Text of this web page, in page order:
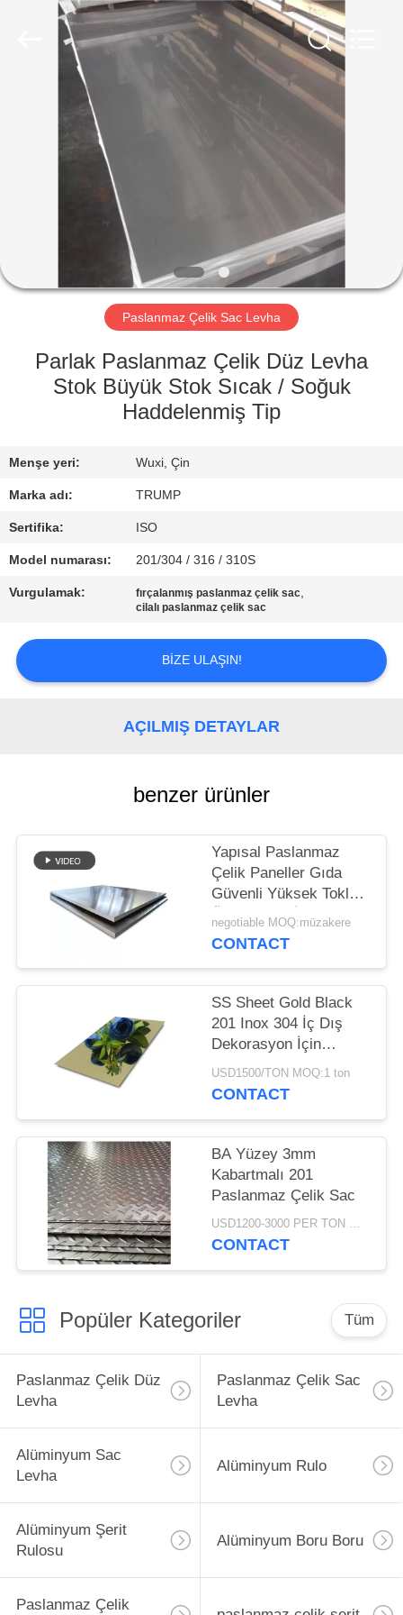
ÜRÜN
VIDEOLAR
HAKKIMIZDA
FABRIKA
TURU
BIZIMLE
İLETIŞIM
BIR
İSTE
HONGJINMILAI
Paslanmaz Çelik Sac Levha
Parlak Paslanmaz Çelik Düz Levha
Stok Büyük Stok Sıcak / Soğuk
Haddelenmiş Tip
Menşe yeri: Wuxi, Çin
Marka adı: TRUMP
Sertifika: ISO
Model numarası: 201/304 / 316 / 310S
Vurgulamak: fırçalanmış paslanmaz çelik sac,
cilalı paslanmaz çelik sac
BIZE ULAŞIN!
AÇILMIŞ DETAYLAR
benzer ürünler
Yapısal Paslanmaz
Çelik Paneller Gıda
Güvenli Yüksek Tokluk
Özel Yüzey İşlem
negotiable MOQ:müzakere
CONTACT
SS Sheet Gold Black
201 Inox 304 İç Dış
Dekorasyon İçin
Paslanmaz Çelik Ayna
Levhası
USD1500/TON MOQ:1 ton
CONTACT
BA Yüzey 3mm
Kabartmalı 201
Paslanmaz Çelik Sac
USD1200-3000 PER TON MOQ:1TON
CONTACT
Popüler Kategoriler Tüm
Paslanmaz Çelik Düz
Levha
Paslanmaz Çelik Sac
Levha
Alüminyum Sac
Levha
Alüminyum Rulo
Alüminyum Şerit
Rulosu
Alüminyum Boru Boru
Paslanmaz Çelik